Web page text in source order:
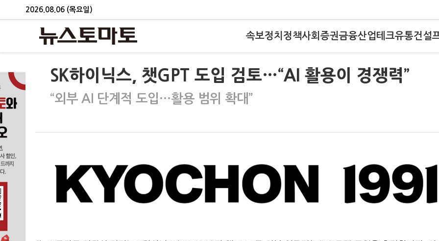
2026.08.06 (목요일)
속보정치 정책사회 증권금융산업테크유통건설
SK하이닉스, 챗GPT 도입 검토…“AI 활용이 경쟁력”
“외부 AI 단계적 도입…활용 범위 확대”